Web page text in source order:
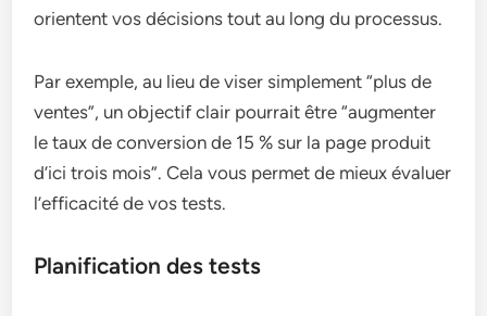
orientent vos décisions tout au long du processus.
Par exemple, au lieu de viser simplement “plus de
ventes”, un objectif clair pourrait être “augmenter
le taux de conversion de 15 % sur la page produit
d’ici trois mois”. Cela vous permet de mieux évaluer
l’efficacité de vos tests.
Planification des tests